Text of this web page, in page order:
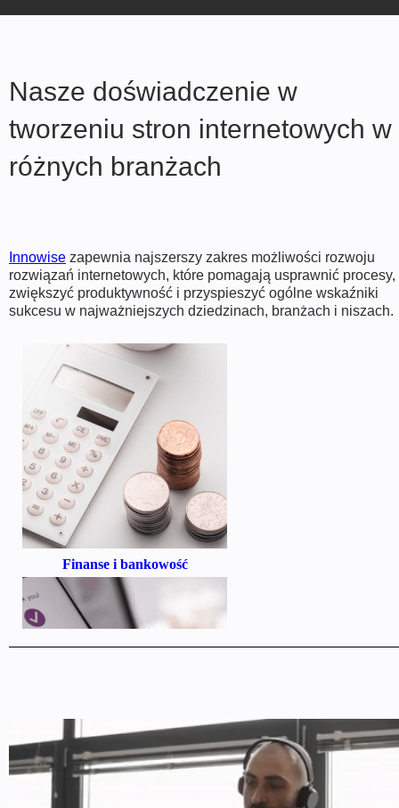
Nasze doświadczenie w
tworzeniu stron internetowych w
różnych branżach
Innowise zapewnia najszerszy zakres możliwości rozwoju
rozwiązań internetowych, które pomagają usprawnić procesy,
zwiększyć produktywność i przyspieszyć ogólne wskaźniki
sukcesu w najważniejszych dziedzinach, branżach i niszach.
Finanse i bankowość
e-Commerce i handel detaliczny